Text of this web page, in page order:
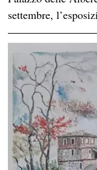
settembre,